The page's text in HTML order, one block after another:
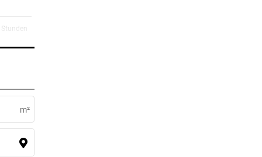
Stunden
auf
m²